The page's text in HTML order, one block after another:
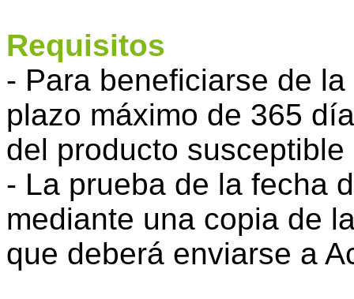
Requisitos
- Para beneficiarse de
plazo máximo de 365
del producto
- La prueba de la fecha
mediante una copia de
que deberá enviarse a